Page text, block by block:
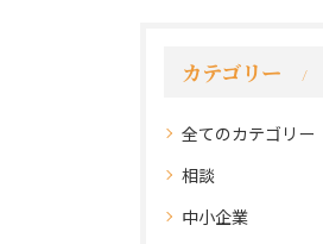
カテゴリー
全てのカテゴリー
相談
中小企業